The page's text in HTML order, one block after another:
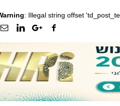
: Illegal string offset